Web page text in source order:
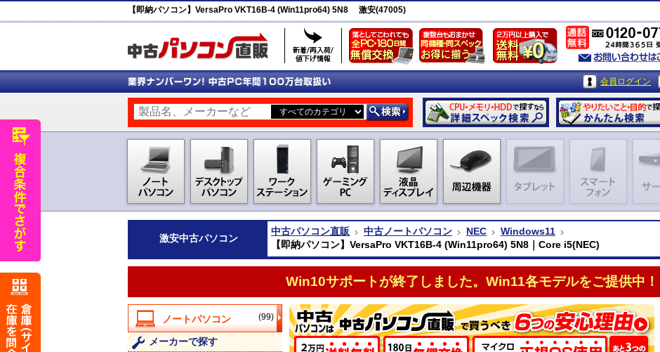
【即納パソコン】VersaPro VKT16B-4 (Win11pro64) 5N8 激安(47005)
会員ログイン
激安中古パソコン
中古パソコン直販 中古ノートパソコン NEC
Windows11
【即納パソコン】VersaPro VKT16B-4 (Win11pro64) 5N8｜Core i5(NEC)
Win10サポートが終了しました。Win11各モデルをご提供中！
(99)
メーカーで探す